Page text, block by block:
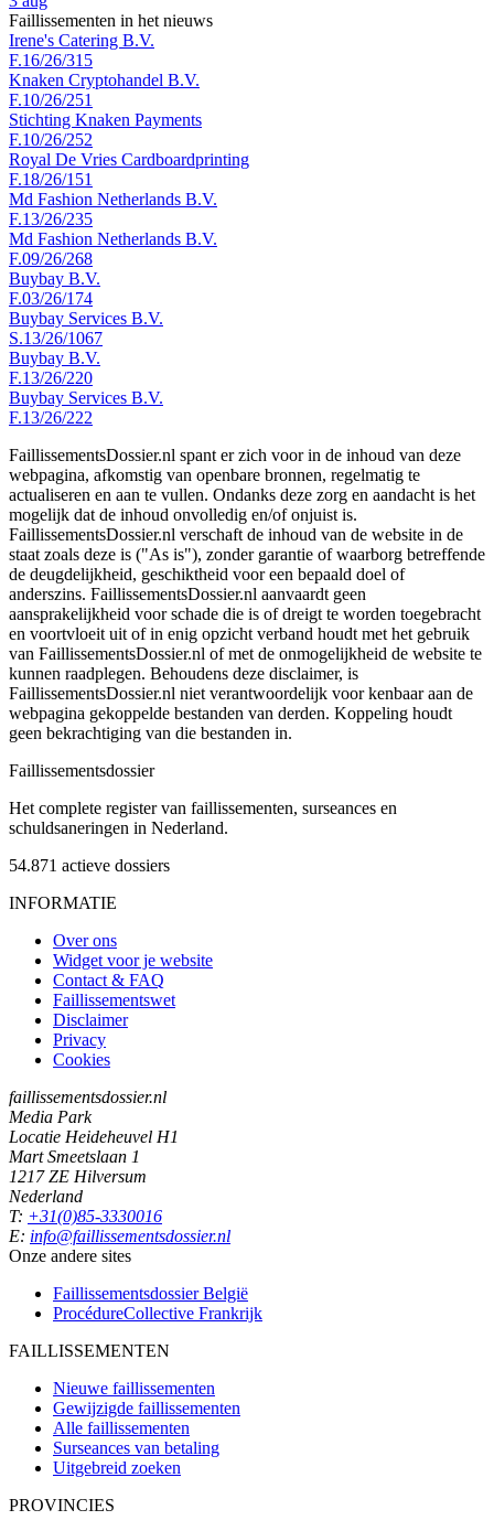
Faillissementen in het nieuws
Irene's Catering B.V.
F.16/26/315
Knaken Cryptohandel B.V.
F.10/26/251
Stichting Knaken Payments
F.10/26/252
Royal De Vries Cardboardprinting
F.18/26/151
Md Fashion Netherlands B.V.
F.13/26/235
Md Fashion Netherlands B.V.
F.09/26/268
Buybay B.V.
F.03/26/174
Buybay Services B.V.
S.13/26/1067
Buybay B.V.
F.13/26/220
Buybay Services B.V.
F.13/26/222
FaillissementsDossier.nl spant er zich voor in de inhoud van deze
webpagina, afkomstig van openbare bronnen, regelmatig te
actualiseren en aan te vullen. Ondanks deze zorg en aandacht is het
mogelijk dat de inhoud onvolledig en/of onjuist is.
FaillissementsDossier.nl verschaft de inhoud van de website in de
staat zoals deze is ("As is"), zonder garantie of waarborg betreffende
de deugdelijkheid, geschiktheid voor een bepaald doel of
anderszins. FaillissementsDossier.nl aanvaardt geen
aansprakelijkheid voor schade die is of dreigt te worden toegebracht
en voortvloeit uit of in enig opzicht verband houdt met het gebruik
van FaillissementsDossier.nl of met de onmogelijkheid de website te
kunnen raadplegen. Behoudens deze disclaimer, is
FaillissementsDossier.nl niet verantwoordelijk voor kenbaar aan de
webpagina gekoppelde bestanden van derden. Koppeling houdt
geen bekrachtiging van die bestanden in.
Faillissementsdossier
Het complete register van faillissementen, surseances en
schuldsaneringen in Nederland.
54.871 actieve dossiers
INFORMATIE
Over ons
Widget voor je website
Contact & FAQ
Faillissementswet
Disclaimer
Privacy
Cookies
faillissementsdossier.nl
Media Park
Locatie Heideheuvel H1
Mart Smeetslaan 1
1217 ZE Hilversum
Nederland
T: +31(0)85-3330016
E: info@faillissementsdossier.nl
Onze andere sites
Faillissementsdossier België
ProcédureCollective Frankrijk
FAILLISSEMENTEN
Nieuwe faillissementen
Gewijzigde faillissementen
Alle faillissementen
Surseances van betaling
Uitgebreid zoeken
PROVINCIES